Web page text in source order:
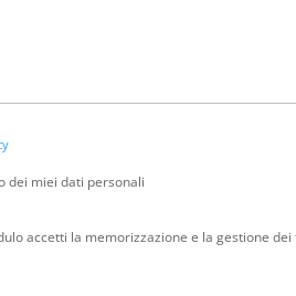
dei miei dati personali
accetti la memorizzazione e la gestione